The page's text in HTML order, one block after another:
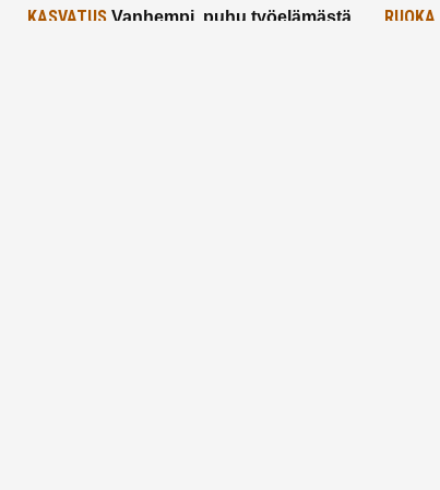
KASVATUS Vanhempi, puhu työelämästä
RUOKA